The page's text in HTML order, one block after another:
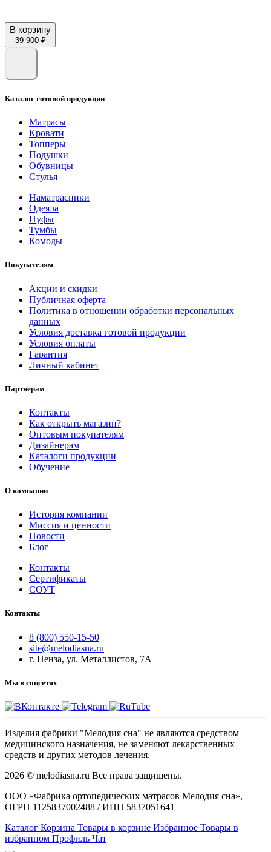
В корзину
39 900 ₽
Каталог готовой продукции
Матрасы
Кровати
Топперы
Подушки
Обувницы
Стулья
Наматрасники
Одеяла
Пуфы
Тумбы
Комоды
Покупателям
Акции и скидки
Публичная оферта
Политика в отношении обработки персональных
данных
Условия доставка готовой продукции
Условия оплаты
Гарантия
Личный кабинет
Партнерам
Контакты
Как открыть магазин?
Оптовым покупателям
Дизайнерам
Каталоги продукции
Обучение
О компании
История компании
Миссия и ценности
Новости
Блог
Контакты
Сертификаты
СОУТ
Контакты
8 (800) 550-15-50
site@melodiasna.ru
г. Пенза, ул. Металлистов, 7А
Мы в соцсетях
Изделия фабрики "Мелодия сна" не являются средством
медицинского назначения, не заменяют лекарственных
средств и других методов лечения.
2026 © melodiasna.ru Все права защищены.
ООО «Фабрика ортопедических матрасов Мелодия сна»,
ОГРН 1125837002488 / ИНН 5837051641
Каталог Корзина Товары в корзине Избранное Товары в
избранном Профиль Чат